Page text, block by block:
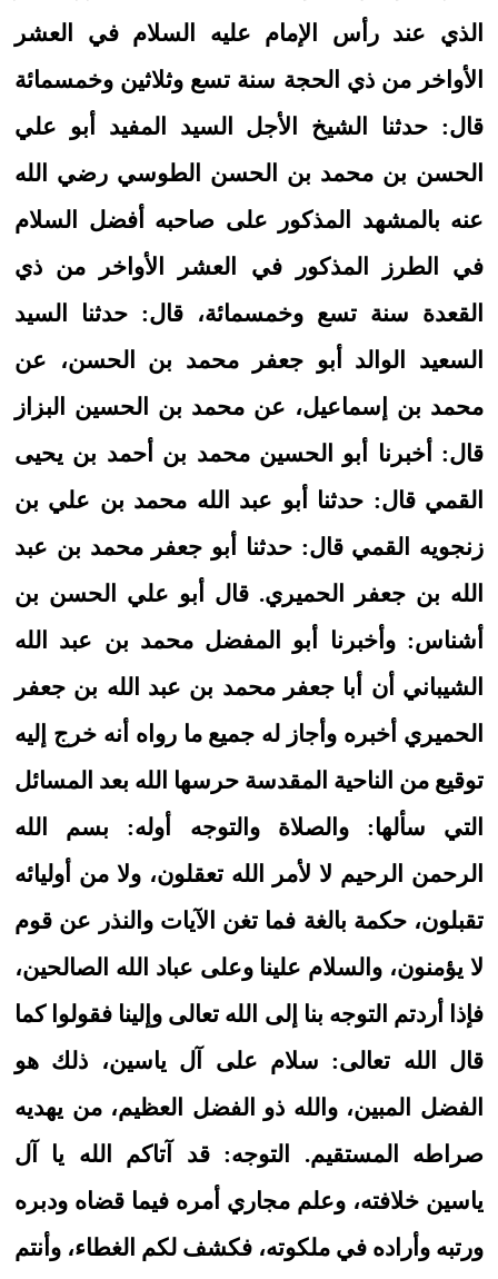
الذي عند رأس الإمام عليه السلام في العشر
الأواخر من ذي الحجة سنة تسع وثلاثين وخمسمائة
قال: حدثنا الشيخ الأجل السيد المفيد أبو علي
الحسن بن محمد بن الحسن الطوسي رضي الله
عنه بالمشهد المذكور على صاحبه أفضل السلام
في الطرز المذكور في العشر الأواخر من ذي
القعدة سنة تسع وخمسمائة، قال: حدثنا السيد
السعيد الوالد أبو جعفر محمد بن الحسن، عن
محمد بن إسماعيل، عن محمد بن الحسين البزاز
قال: أخبرنا أبو الحسين محمد بن أحمد بن يحيى
القمي قال: حدثنا أبو عبد الله محمد بن علي بن
زنجويه القمي قال: حدثنا أبو جعفر محمد بن عبد
الله بن جعفر الحميري. قال أبو علي الحسن بن
أشناس: وأخبرنا أبو المفضل محمد بن عبد الله
الشيباني أن أبا جعفر محمد بن عبد الله بن جعفر
الحميري أخبره وأجاز له جميع ما رواه أنه خرج إليه
توقيع من الناحية المقدسة حرسها الله بعد المسائل
التي سألها: والصلاة والتوجه أوله: بسم الله
الرحمن الرحيم لا لأمر الله تعقلون، ولا من أوليائه
تقبلون، حكمة بالغة فما تغن الآيات والنذر عن قوم
لا يؤمنون، والسلام علينا وعلى عباد الله الصالحين،
فإذا أردتم التوجه بنا إلى الله تعالى وإلينا فقولوا كما
قال الله تعالى: سلام على آل ياسين، ذلك هو
الفضل المبين، والله ذو الفضل العظيم، من يهديه
صراطه المستقيم. التوجه: قد آتاكم الله يا آل
ياسين خلافته، وعلم مجاري أمره فيما قضاه ودبره
ورتبه وأراده في ملكوته، فكشف لكم الغطاء، وأنتم